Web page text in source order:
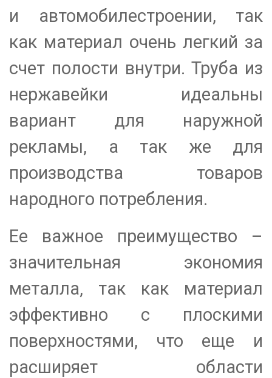
и автомобилестроении, так
как материал очень легкий за
счет полости внутри. Труба из
нержавейки идеальны
вариант для наружной
рекламы, а так же для
производства товаров
народного потребления.
Ее важное преимущество –
значительная экономия
металла, так как материал
эффективно с плоскими
поверхностями, что еще и
расширяет области